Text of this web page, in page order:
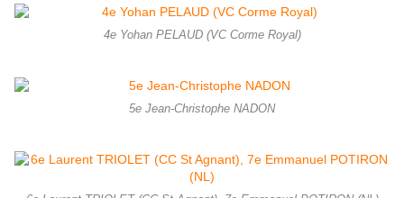
4e Yohan PELAUD (VC Corme Royal)
5e Jean-Christophe NADON